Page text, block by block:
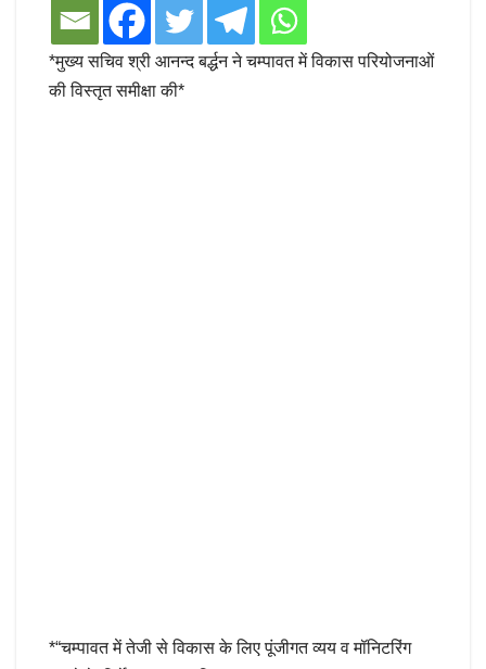
*मुख्य सचिव श्री आनन्द बर्द्धन ने चम्पावत में विकास परियोजनाओं
की विस्तृत समीक्षा की*
*“चम्पावत में तेजी से विकास के लिए पूंजीगत व्यय व मॉनिटरिंग